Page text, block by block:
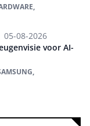
05-08-2026
voor AI-